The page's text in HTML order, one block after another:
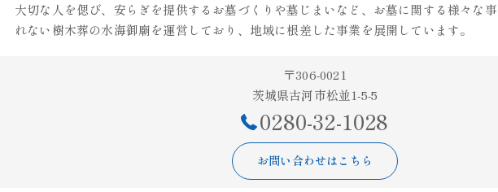
大切な人を偲び、安らぎを提供するお墓づくりや墓じまいなど、お墓に関する様々な
れない樹木葬の水海御廟を運営しており、地域に根差した事業を展開しています。
〒306-0021
茨城県古河市松並1-5-5
0280-32-1028
お問い合わせはこちら